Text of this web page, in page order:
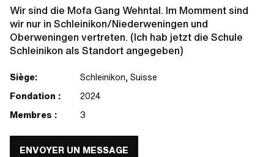
Wir sind die Mofa Gang Wehntal. Im Momment sind
wir nur in Schleinikon/Niederweningen und
Oberweningen vertreten. (Ich hab jetzt die Schule
Schleinikon als Standort angegeben)
Siège:
Schleinikon, Suisse
Fondation :
2024
Membres :
3
ENVOYER UN MESSAGE